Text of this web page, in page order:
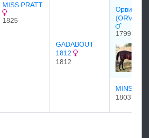
MISS PRATT
1825
GADABOUT
1812
1812
Орвилль
1799
1803